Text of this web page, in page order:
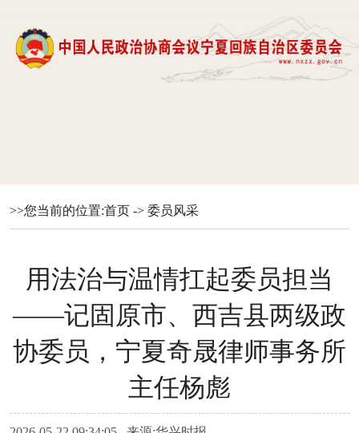
>>您当前的位置:首页 -> 委员风采
用法治与温情扛起委员担当
——记固原市、西吉县两级政
协委员，宁夏奇晟律师事务所
主任杨彪